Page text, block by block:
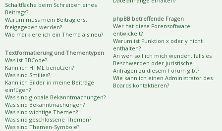
Schaltfläche beim Schreiben eines
Beitrags?
Warum muss mein Beitrag erst
freigegeben werden?
Wie markiere ich ein Thema als neu?
Textformatierung und Thementypen
Was ist BBCode?
Kann ich HTML benutzen?
Was sind Smilies?
Kann ich Bilder in meine Beiträge
einfügen?
Was sind globale Bekanntmachungen?
Was sind Bekanntmachungen?
Was sind wichtige Themen?
Was sind geschlossene Themen?
Was sind Themen-Symbole?
phpBB betreffende Fragen
Wer hat diese Forensoftware
entwickelt?
Warum ist Funktion x oder y nicht
enthalten?
An wen soll ich mich wenden, falls es
Beschwerden oder juristische
Anfragen zu diesem Forum gibt?
Wie kann ich einen Administrator des
Boards kontaktieren?